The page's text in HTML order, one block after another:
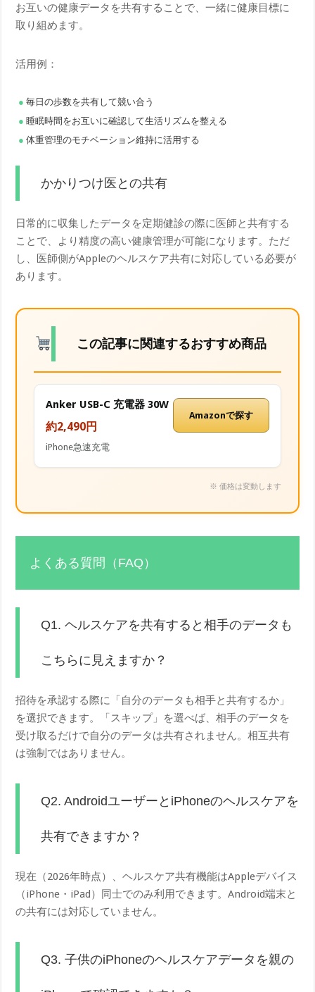
お互いの健康データを共有することで、一緒に健康目標に
取り組めます。
活用例：
毎日の歩数を共有して競い合う
睡眠時間をお互いに確認して生活リズムを整える
体重管理のモチベーション維持に活用する
かかりつけ医との共有
日常的に収集したデータを定期健診の際に医師と共有する
ことで、より精度の高い健康管理が可能になります。ただ
し、医師側がAppleのヘルスケア共有に対応している必要が
あります。
この記事に関連するおすすめ商品
Anker USB-C 充電器 30W
約2,490円
iPhone急速充電
Amazonで探す
※ 価格は変動します
よくある質問（FAQ）
Q1. ヘルスケアを共有すると相手のデータも
こちらに見えますか？
招待を承認する際に「自分のデータも相手と共有するか」
を選択できます。「スキップ」を選べば、相手のデータを
受け取るだけで自分のデータは共有されません。相互共有
は強制ではありません。
Q2. AndroidユーザーとiPhoneのヘルスケアを
共有できますか？
現在（2026年時点）、ヘルスケア共有機能はAppleデバイス
（iPhone・iPad）同士でのみ利用できます。Android端末と
の共有には対応していません。
Q3. 子供のiPhoneのヘルスケアデータを親の